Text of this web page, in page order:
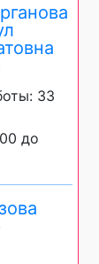
33
до